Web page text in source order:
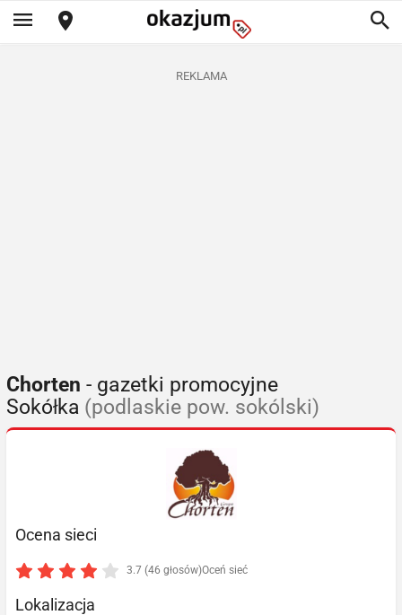
REKLAMA
Chorten - gazetki promocyjne
Sokółka (podlaskie pow. sokólski)
Ocena sieci
3.7 (46 głosów)Oceń sieć
Lokalizacja